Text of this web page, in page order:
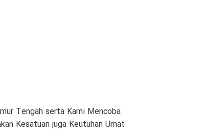
Tengah serta Kami Mencoba
Kesatuan juga Keutuhan Umat